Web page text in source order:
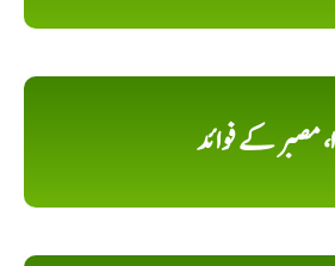
مصبر کے فوائد